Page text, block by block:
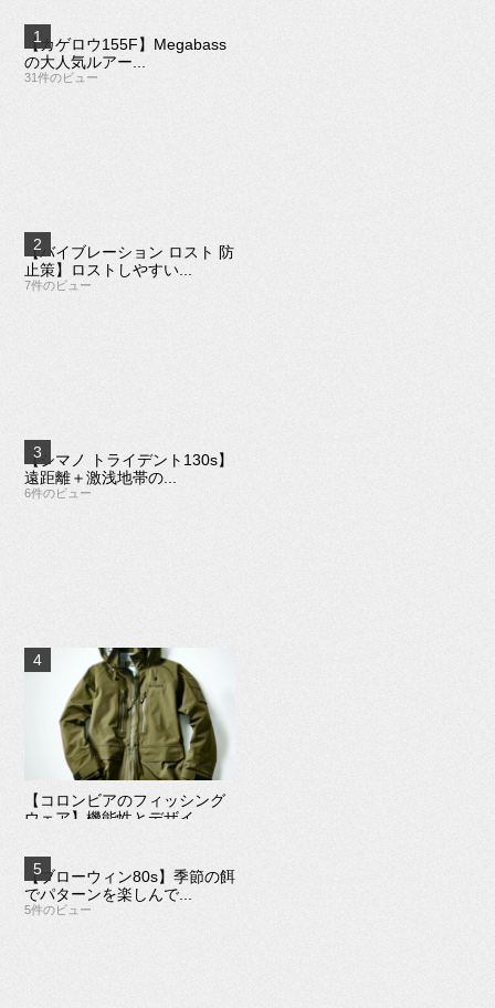
【カゲロウ155F】Megabass
の大人気ルアー...
31件のビュー
【バイブレーション ロスト 防
止策】ロストしやすい...
7件のビュー
【シマノ トライデント130s】
遠距離＋激浅地帯の...
6件のビュー
【コロンビアのフィッシング
ウェア】機能性とデザイ...
【ブローウィン80s】季節の餌
でパターンを楽しんで...
5件のビュー